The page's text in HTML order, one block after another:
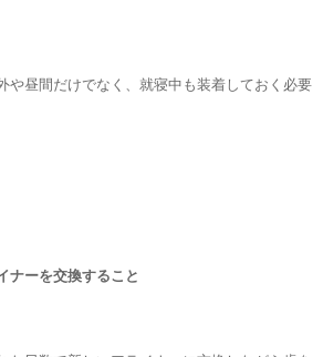
や昼間だけでなく、就寝中も装着しておく必要
ナーを交換すること